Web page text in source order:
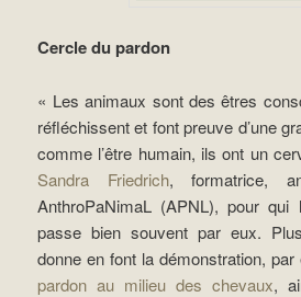
Cercle du pardon
« Les animaux sont des êtres
réfléchissent et font preuve d’une
comme l’être humain, ils ont un
Sandra Friedrich, formatrice,
AnthroPaNimaL (APNL), pour
passe bien souvent par eux.
donne en font la démonstration,
pardon au milieu des chevaux,